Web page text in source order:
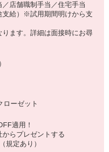
／店舗職制手当／住宅手当
支給）※試用期間明けから支
ます。詳細は面接時にお尋
ローゼット
適用！
らプレゼントする
規定あり）